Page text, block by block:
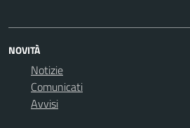
NOVITÀ
Notizie
Comunicati
Avvisi